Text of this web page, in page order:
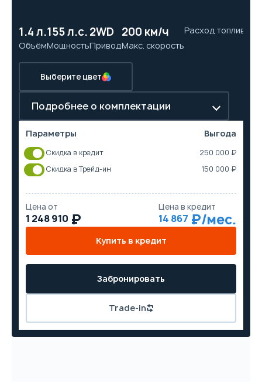
1.4 л.
Объём
155 л.с.
Мощность
2WD
Привод
200 км/ч
Макс. скорость
Расход топлива
Выберите цвет
Подробнее о комплектации
Параметры Выгода
Скидка в кредит
250 000 ₽
Скидка в Трейд-ин
150 000 ₽
Цена от
1 248 910
Цена в кредит
14 867
Купить в кредит
Trade-in
Забронировать